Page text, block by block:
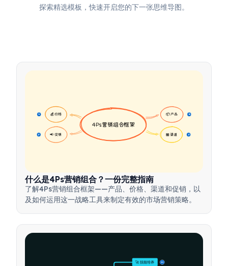
探索精选模板，快速开启您的下一张思维导图。
📦 产品 16
💰 价格
16
🏪 渠道 17
📢 促销
17
4Ps营销组合框架
什么是4Ps营销组合？一份完整指南
了解4Ps营销组合框架——产品、价格、渠道和促销，以
及如何运用这一战略工具来制定有效的市场营销策略。
🚀 技能培养 15